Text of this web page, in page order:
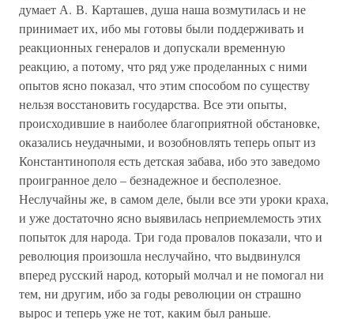
думает А. В. Карташев, душа наша возмутилась и не
принимает их, ибо мы готовы были поддерживать и
реакционных генералов и допускали временную
реакцию, а потому, что ряд уже проделанных с ними
опытов ясно показал, что этим способом по существу
нельзя восстановить государства. Все эти опыты,
происходившие в наиболее благоприятной обстановке,
оказались неудачными, и возобновлять теперь опыт из
Константинополя есть детская забава, ибо это заведомо
проигранное дело – безнадежное и бесполезное.
Неслучайны же, в самом деле, были все эти уроки краха,
и уже достаточно ясно выявилась неприемлемость этих
попыток для народа. Три года провалов показали, что и
революция произошла неслучайно, что выдвинулся
вперед русский народ, который молчал и не помогал ни
тем, ни другим, ибо за годы революции он страшно
вырос и теперь уже не тот, каким был раньше.